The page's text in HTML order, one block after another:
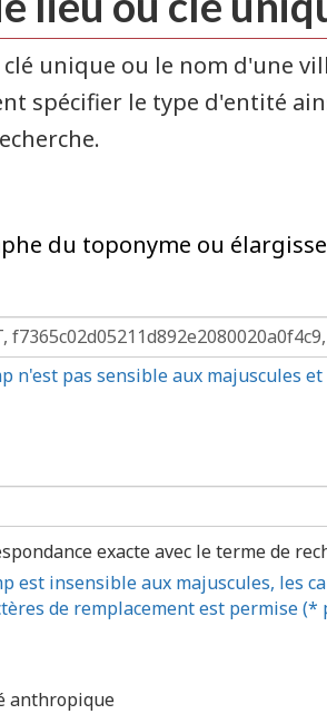
unique ou le nom d'une
spécifier le type d'entité
du toponyme ou
n'est pas sensible aux majuscules
exacte avec le terme de
est insensible aux majuscules, les
de remplacement est permise
anthropique